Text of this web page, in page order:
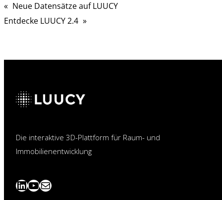
« Neue Datensätze auf LUUCY
Entdecke LUUCY 2.4 »
Die interaktive 3D-Plattform für Raum- und
Immobilienentwicklung
LinkedIn
YouTube
News